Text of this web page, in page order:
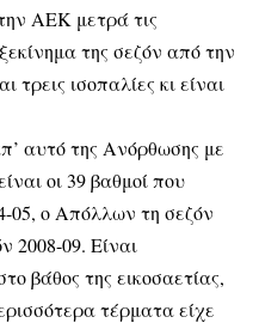
ΑΕΚ μετρά τις
της σεζόν από την
ισοπαλίες κι είναι
αυτό της Ανόρθωσης με
οι 39 βαθμοί που
05, ο Απόλλων τη σεζόν
2008-09. Είναι
βάθος της εικοσαετίας,
τέρματα είχε